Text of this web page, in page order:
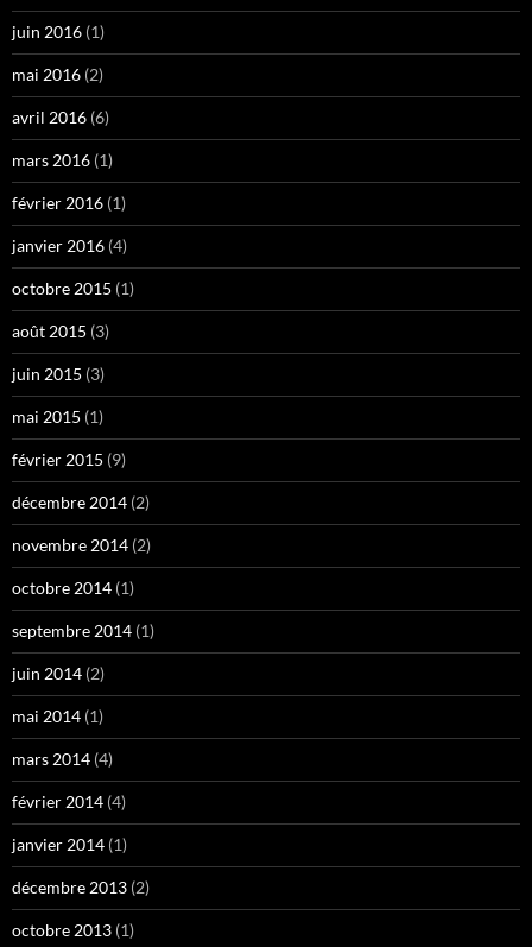
juin 2016 (1)
mai 2016 (2)
avril 2016 (6)
mars 2016 (1)
février 2016 (1)
janvier 2016 (4)
octobre 2015 (1)
août 2015 (3)
juin 2015 (3)
mai 2015 (1)
février 2015 (9)
décembre 2014 (2)
novembre 2014 (2)
octobre 2014 (1)
septembre 2014 (1)
juin 2014 (2)
mai 2014 (1)
mars 2014 (4)
février 2014 (4)
janvier 2014 (1)
décembre 2013 (2)
octobre 2013 (1)